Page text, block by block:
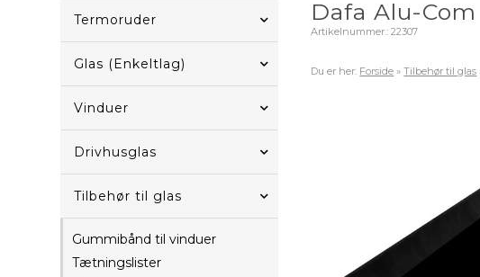
Termoruder
Glas (Enkeltlag)
Vinduer
Drivhusglas
Tilbehør til glas
Gummibånd til vinduer
Tætningslister
Dafa Alu-
Artikelnummer.:22307
Du er her: Forside »Tilbehør til glas